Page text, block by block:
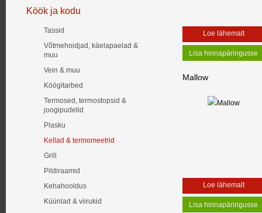
Köök ja kodu
Tassid
Võtmehoidjad, käelapaelad &
muu
Vein & muu
Köögitarbed
Termosed, termostopsid &
joogipudelid
Plasku
Kellad & termomeetrid
Grill
Pildiraamid
Kehahooldus
Küünlad & viirukid
Loe lähemalt
Mallow
Loe lähemalt